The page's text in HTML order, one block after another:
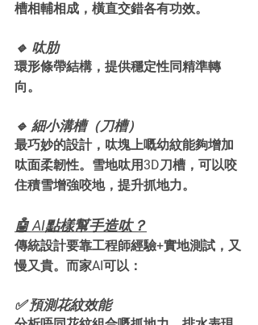
槽相輔相成，橫直交錯各有功效。
🔹 呔肋
環形條帶結構，提供穩定性同精準轉
向。
🔹 細小溝槽（刀槽）
最巧妙的設計，呔塊上嘅幼紋能夠增加
呔面柔韌性。雪地呔用3D刀槽，可以咬
住積雪增強咬地，提升抓地力。
🤖 AI點樣幫手造呔？
傳統設計要靠工程師經驗+實地測試，又
慢又貴。而家AI可以：
✅ 預測花紋效能